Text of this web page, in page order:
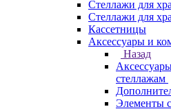
Стеллажи для
Стеллажи для
Кассетницы
Аксесcуары и
Назад
стеллажам
Элементы